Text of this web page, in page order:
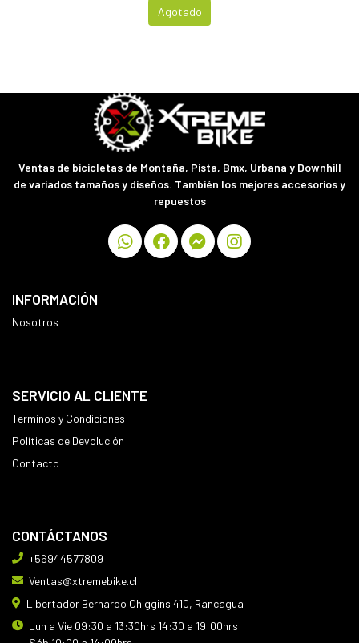
Agotado
Ventas de bicicletas de Montaña, Pista, Bmx, Urbana y Downhill
de variados tamaños y diseños. También los mejores accesorios y
repuestos
INFORMACIÓN
Nosotros
SERVICIO AL CLIENTE
Terminos y Condiciones
Políticas de Devolución
Contacto
CONTÁCTANOS
+56944577809
Ventas@xtremebike.cl
Libertador Bernardo Ohiggins 410, Rancagua
Lun a Vie 09:30 a 13:30hrs 14:30 a 19:00hrs